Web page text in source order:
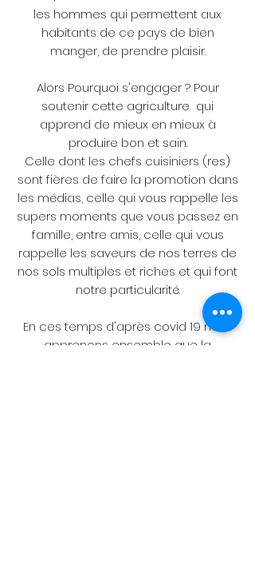
les hommes qui permettent aux
habitants de ce pays de bien
manger, de prendre plaisir.
Alors Pourquoi s'engager ? Pour
soutenir cette agriculture qui
apprend de mieux en mieux à
produire bon et sain.
Celle dont les chefs cuisiniers (res)
sont fières de faire la promotion dans
les médias, celle qui vous rappelle les
supers moments que vous passez en
famille, entre amis, celle qui vous
rappelle les saveurs de nos terres de
nos sols multiples et riches et qui font
notre particularité.
En ces temps d'après covid 19 nous
apprenons ensemble que la